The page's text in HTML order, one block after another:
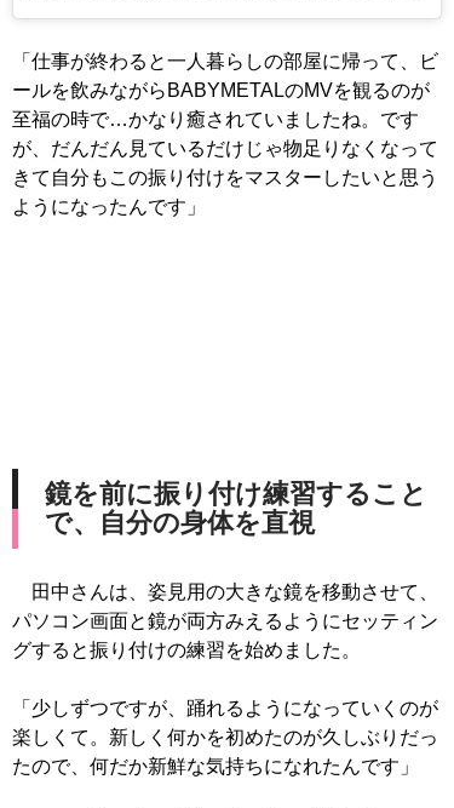
「仕事が終わると一人暮らしの部屋に帰って、ビ
ールを飲みながらBABYMETALのMVを観るのが
至福の時で…かなり癒されていましたね。です
が、だんだん見ているだけじゃ物足りなくなって
きて自分もこの振り付けをマスターしたいと思う
ようになったんです」
鏡を前に振り付け練習すること
で、自分の身体を直視
田中さんは、姿見用の大きな鏡を移動させて、
パソコン画面と鏡が両方みえるようにセッティン
グすると振り付けの練習を始めました。
「少しずつですが、踊れるようになっていくのが
楽しくて。新しく何かを初めたのが久しぶりだっ
たので、何だか新鮮な気持ちになれたんです」